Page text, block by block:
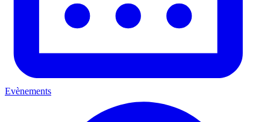
Evènements